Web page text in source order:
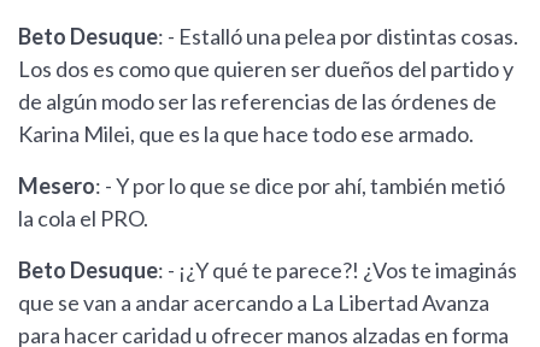
Beto Desuque: - Estalló una pelea por distintas cosas.
Los dos es como que quieren ser dueños del partido y
de algún modo ser las referencias de las órdenes de
Karina Milei, que es la que hace todo ese armado.
Mesero: - Y por lo que se dice por ahí, también metió
la cola el PRO.
Beto Desuque: - ¡¿Y qué te parece?! ¿Vos te imaginás
que se van a andar acercando a La Libertad Avanza
para hacer caridad u ofrecer manos alzadas en forma